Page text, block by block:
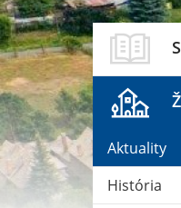
Aktuality
História